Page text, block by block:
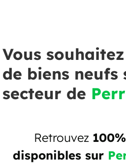
Vous
de biens neufs
secteur de
Retrouvez
disponibles sur